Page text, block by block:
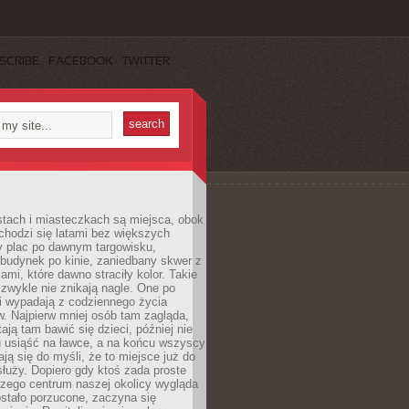
FACEBOOK TWITTER
i miasteczkach są miejsca, obok
się latami bez większych
plac po dawnym targowisku,
po kinie, zaniedbany skwer z
które dawno straciły kolor. Takie
nie znikają nagle. One po
wypadają z codziennego życia
Najpierw mniej osób tam zagląda,
tam bawić się dzieci, później nie
usiąść na ławce, a na końcu wszyscy
się do myśli, że to miejsce już do
Dopiero gdy ktoś zada proste
centrum naszej okolicy wygląda
porzucone, zaczyna się